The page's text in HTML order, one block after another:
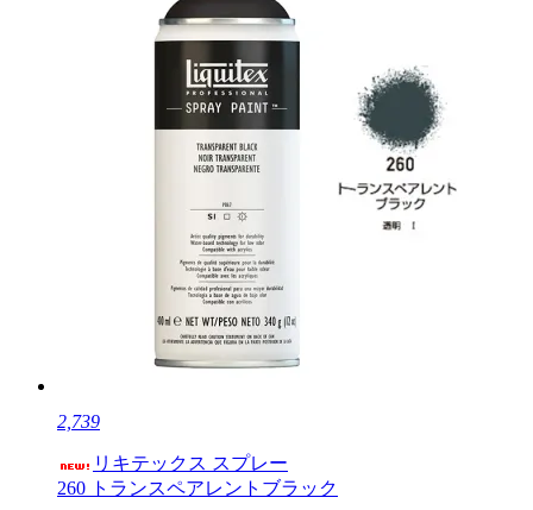
2,739
リキテックス スプレー
260 トランスペアレントブラック